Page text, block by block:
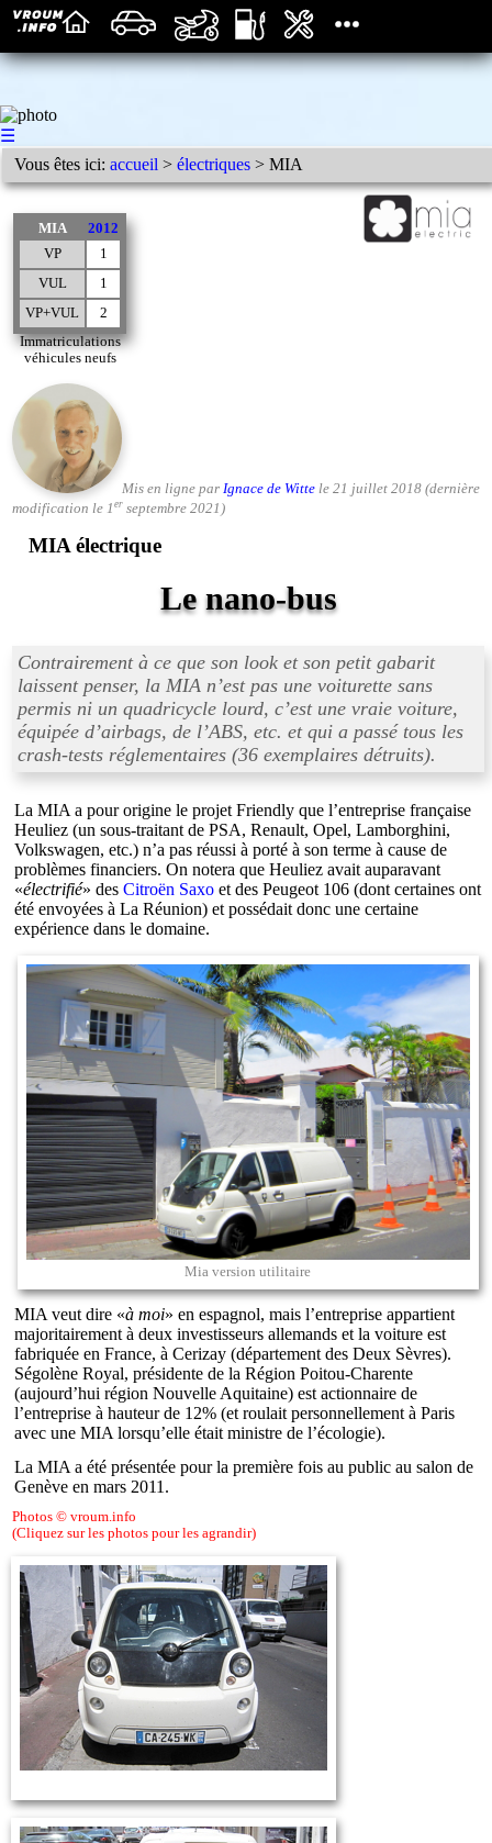
☰
Vous êtes ici:accueil >électriques > MIA
Immatriculations
véhicules neufs
MIA
2012
VP
1
VUL
1
VP+VUL
2
Mis en ligne par Ignace de Witte le 21 juillet 2018 (dernière
modification le 1 erseptembre 2021)
MIA électrique
Le nano-bus
Contrairement à ce que son look et son petit gabarit
laissent penser, la MIA n’est pas une voiturette sans
permis ni un quadricycle lourd, c’est une vraie voiture,
équipée d’airbags, de l’ABS, etc. et qui a passé tous les
crash-tests réglementaires (36 exemplaires détruits).
La MIA a pour origine le projet Friendly que l’entreprise française
Heuliez (un sous-traitant de PSA, Renault, Opel, Lamborghini,
Volkswagen, etc.) n’a pas réussi à porté à son terme à cause de
problèmes financiers. On notera que Heuliez avait auparavant
«électrifié» desCitroën Saxo et des Peugeot 106 (dont certaines ont
été envoyées à La Réunion) et possédait donc une certaine
expérience dans le domaine.
Mia version utilitaire
MIA veut dire «à moi» en espagnol, mais l’entreprise appartient
majoritairement à deux investisseurs allemands et la voiture est
fabriquée en France, à Cerizay (département des Deux Sèvres).
Ségolène Royal, présidente de la Région Poitou-Charente
(aujourd’hui région Nouvelle Aquitaine) est actionnaire de
l’entreprise à hauteur de 12% (et roulait personnellement à Paris
avec une MIA lorsqu’elle était ministre de l’écologie).
La MIA a été présentée pour la première fois au public au salon de
Genève en mars 2011.
Photos © vroum.info
(Cliquez sur les photos pour les agrandir)